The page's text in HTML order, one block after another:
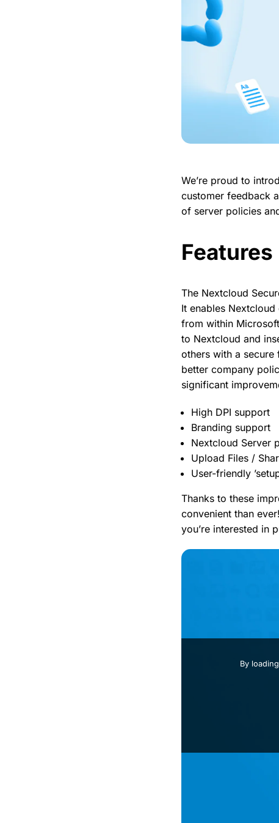
We’re proud to
customer feedback
of server policies
Features
The Nextcloud
It enables
from within
to Nextcloud and
others with a
better company
significant
High DPI support
Branding support
Nextcloud Server
Upload Files /
User-friendly
Thanks to these
convenient than
you’re interested in
By